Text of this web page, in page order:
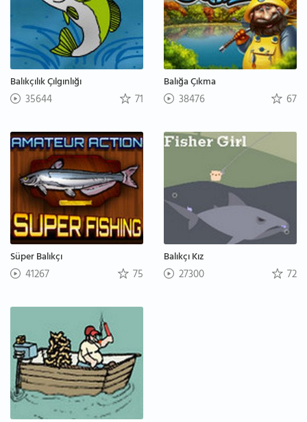
Balıkçılık Çılgınlığı
35644 71
Balığa Çıkma
38476 67
Süper Balıkçı
41267 75
Balıkçı Kız
27300 72